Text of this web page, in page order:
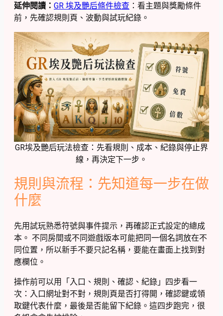
延伸閱讀： GR 埃及艷后條件檢查 ：看主題與獎勵條件
前，先確認規則頁、波動與試玩紀錄。
GR埃及艷后玩法檢查：先看規則、成本、紀錄與停止界
線，再決定下一步。
規則與流程：先知道每一步在做
什麼
先用試玩熟悉符號與事件提示，再確認正式設定的總成
本。 不同房間或不同遊戲版本可能把同一個名詞放在不
同位置，所以新手不要只記名稱，要能在畫面上找到對
應欄位。
操作前可以用「入口、規則、確認、紀錄」四步看一
次：入口網址對不對，規則頁是否打得開，確認鍵或領
取鍵代表什麼，最後是否能留下紀錄。這四步跑完，很